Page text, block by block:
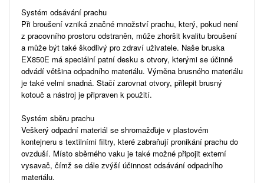
Systém odsávání prachu
Při broušení vzniká značné množství prachu, který, pokud není
z pracovního prostoru odstraněn, může zhoršit kvalitu broušení
a může být také škodlivý pro zdraví uživatele. Naše bruska
EX850E má speciální patní desku s otvory, kterými se účinně
odvádí většina odpadního materiálu. Výměna brusného materiálu
je také velmi snadná. Stačí zarovnat otvory, přilepit brusný
kotouč a nástroj je připraven k použití.
Systém sběru prachu
Veškerý odpadní materiál se shromažďuje v plastovém
kontejneru s textilními filtry, které zabraňují pronikání prachu do
ovzduší. Místo sběrného vaku je také možné připojit externí
vysavač, čímž se dále zvýší účinnost odsávání odpadního
materiálu.